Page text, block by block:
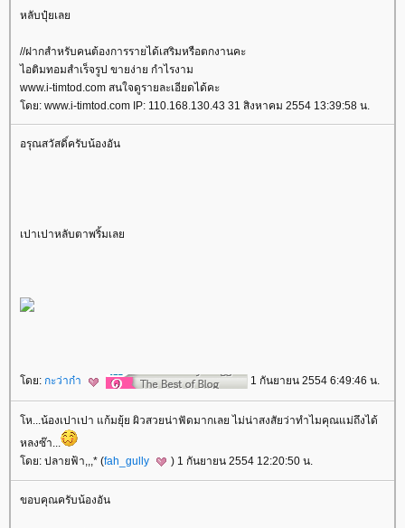
หลับปุ๋ยเล
//ฝากสำหรับคนต้องการรายได้เสริมหรือตกงานคะ
ไอติมทอมสำเร็จรูป ขายง่าย กำไรงาม
www.i-timtod.com สนใจดูรายละเอียดได้คะ
ดย: www.i-timtod.com IP: 110.168.130.43 31 สิงหาคม 2554 13:39:58 น.
อรุณสวัสดิ์ครับน้องอัน
เปาเปาหลับตาพริ้มเล
ดย: กะว่าก๋า 1 กันยายน 2554 6:49:46 น.
ห...น้องเปาเปา แก้มยุ้ย ผิวสวยน่าฟัดมากเลย ไม่น่าสงสัยว่าทำไมคุณแม่ถึงได้
หลงซ๊า...
ดย: ปลายฟ้า,,,* (fah_gully ) 1 กันยายน 2554 12:20:50 น.
ขอบคุณครับน้องอัน